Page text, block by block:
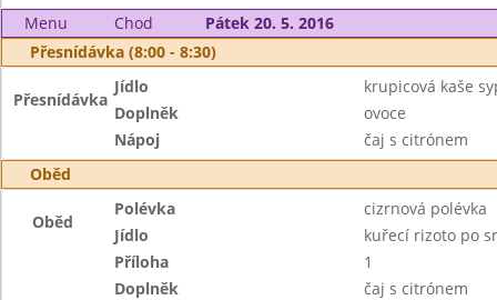
Menu
Chod
Pátek 20. 5. 2016
Přesnídávka (8:00 - 8:30)
Přesnídávka
Jídlo
krupicová kaše
Doplněk
ovoce
Nápoj
čaj s citrónem
Oběd
Oběd
Polévka
cizrnová polévka
Jídlo
kuřecí rizoto po
Příloha
1
Doplněk
čaj s citrónem